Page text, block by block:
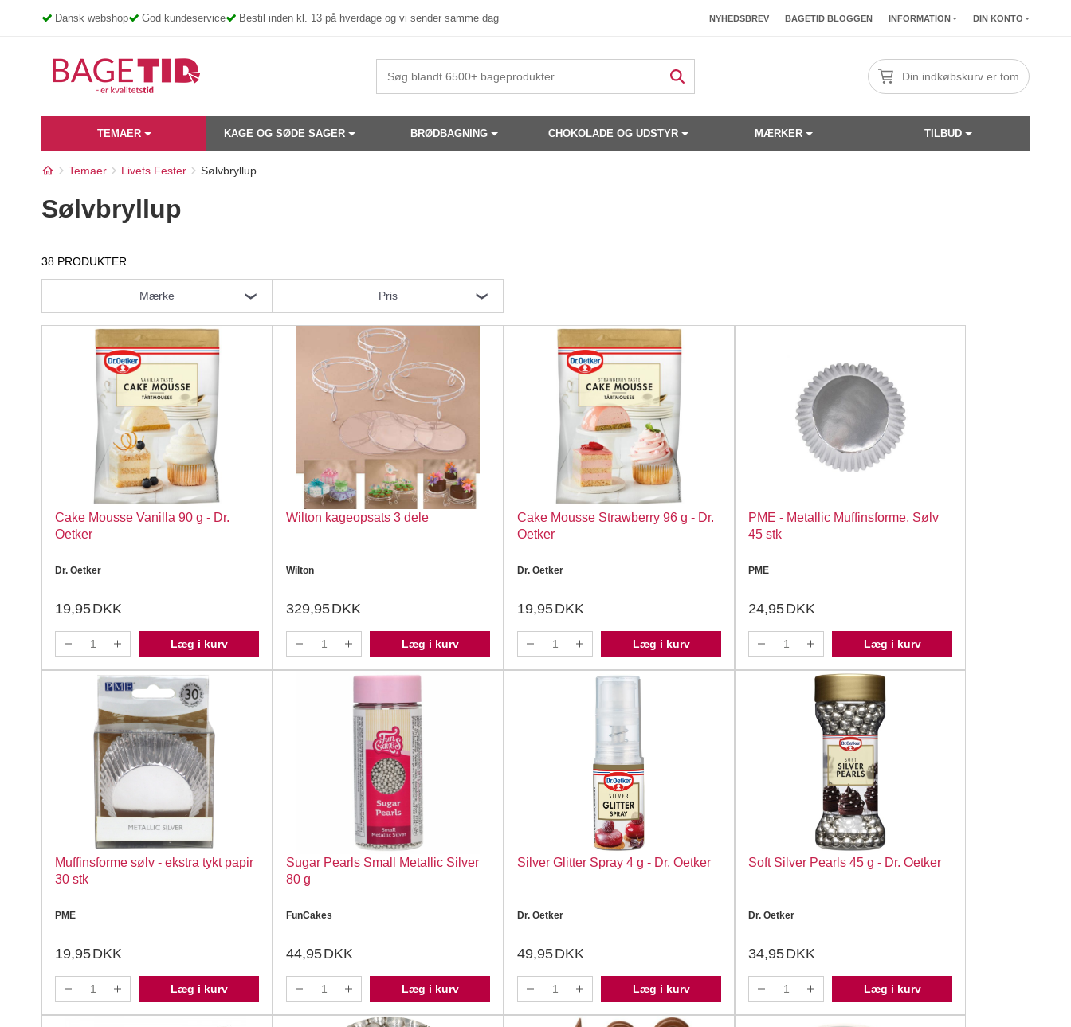
Dansk webshop God kundeservice Bestil inden kl. 13 på hverdage og vi sender samme dag NYHEDSBREV BAGETID BLOGGEN INFORMATION DIN KONTO
Din indkøbskurv er tom
TEMAER KAGE OG SØDE SAGER BRØDBAGNING CHOKOLADE OG UDSTYR MÆRKER TILBUD
Temaer Livets Fester Sølvbryllup
Sølvbryllup
38 PRODUKTER
Mærke Pris
Cake Mousse Vanilla 90 g - Dr.
Oetker
Dr. Oetker
19,95DKK
Læg i kurv
Wilton kageopsats 3 dele
Wilton
329,95DKK
Læg i kurv
Cake Mousse Strawberry 96 g - Dr.
Oetker
Dr. Oetker
19,95DKK
Læg i kurv
PME - Metallic Muffinsforme, Sølv
45 stk
PME
24,95DKK
Læg i kurv
Muffinsforme sølv - ekstra tykt papir
30 stk
PME
19,95DKK
Læg i kurv
Sugar Pearls Small Metallic Silver
80 g
FunCakes
44,95DKK
Læg i kurv
Silver Glitter Spray 4 g - Dr. Oetker
Dr. Oetker
49,95DKK
Læg i kurv
Soft Silver Pearls 45 g - Dr. Oetker
Dr. Oetker
34,95DKK
Læg i kurv